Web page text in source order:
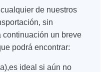
de nuestros
sin
continuación un breve
podrá encontrar:
ideal si aún no